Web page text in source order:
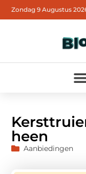
Zondag 9 Augustus
heen
Aanbiedingen